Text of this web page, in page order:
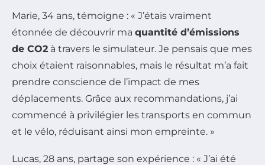
Marie, 34 ans, témoigne : « J’étais vraiment
étonnée de découvrir ma quantité d’émissions
de CO2 à travers le simulateur. Je pensais que mes
choix étaient raisonnables, mais le résultat m’a fait
prendre conscience de l’impact de mes
déplacements. Grâce aux recommandations, j’ai
commencé à privilégier les transports en commun
et le vélo, réduisant ainsi mon empreinte. »
Lucas, 28 ans, partage son expérience : « J’ai été